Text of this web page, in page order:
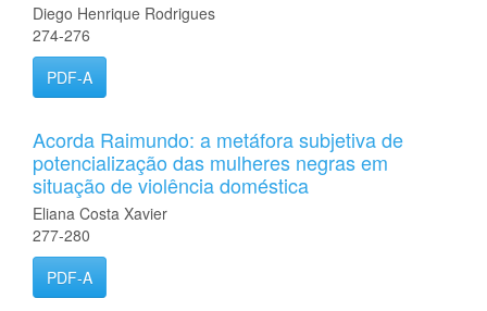
Diego Henrique Rodrigues
274-276
PDF-A
Acorda Raimundo: a metáfora subjetiva de
potencialização das mulheres negras em
situação de violência doméstica
Eliana Costa Xavier
277-280
PDF-A